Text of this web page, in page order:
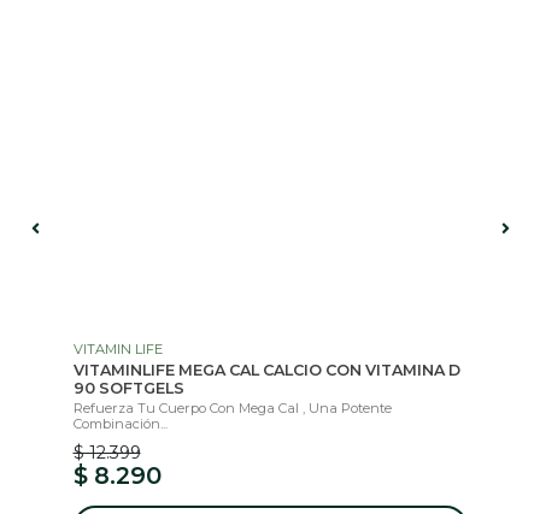
VITAMIN LIFE
VITAMINLIFE MEGA CAL CALCIO CON VITAMINA D
90 SOFTGELS
Refuerza Tu Cuerpo Con Mega Cal , Una Potente
Combinación...
$ 12.399
$ 8.290